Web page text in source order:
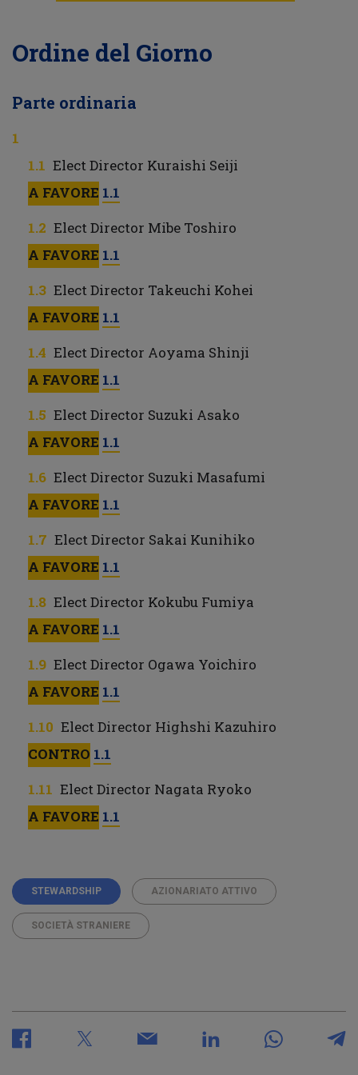
Ordine del Giorno
Parte ordinaria
Elect Director Kuraishi Seiji
A FAVORE 1.1
Elect Director Mibe Toshiro
A FAVORE 1.1
Elect Director Takeuchi Kohei
A FAVORE 1.1
Elect Director Aoyama Shinji
A FAVORE 1.1
Elect Director Suzuki Asako
A FAVORE 1.1
Elect Director Suzuki Masafumi
A FAVORE 1.1
Elect Director Sakai Kunihiko
A FAVORE 1.1
Elect Director Kokubu Fumiya
A FAVORE 1.1
Elect Director Ogawa Yoichiro
A FAVORE 1.1
Elect Director Highshi Kazuhiro
CONTRO 1.1
Elect Director Nagata Ryoko
A FAVORE 1.1
STEWARDSHIP AZIONARIATO ATTIVO
SOCIETÀ STRANIERE